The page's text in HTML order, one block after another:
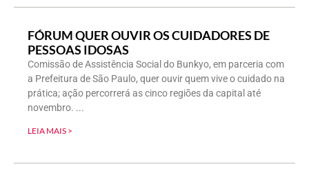
FÓRUM QUER OUVIR OS CUIDADORES DE
PESSOAS IDOSAS
Comissão de Assistência Social do Bunkyo, em parceria com
a Prefeitura de São Paulo, quer ouvir quem vive o cuidado na
prática; ação percorrerá as cinco regiões da capital até
novembro.
LEIA MAIS >